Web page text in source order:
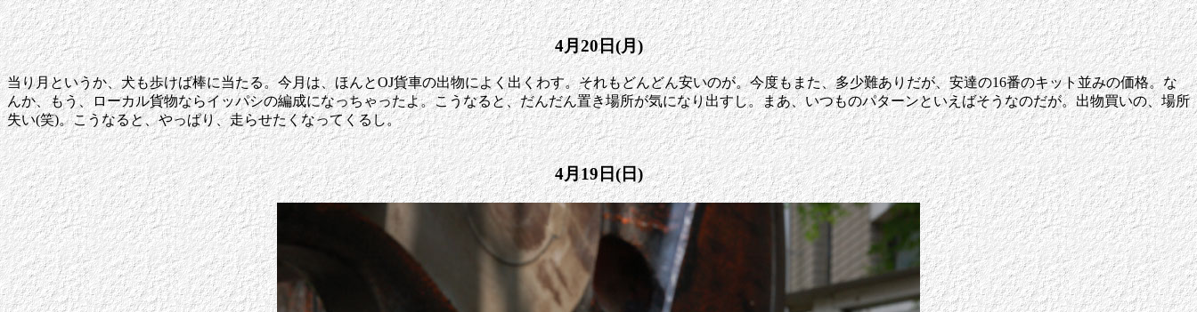
4月20日(月)
当り月というか、犬も歩けば棒に当たる。今月は、ほんとOJ貨車の出物によく出くわす。それもどんどん安いのが。今度もまた、多少難ありだが、安達の16番のキット並みの価格。な
んか、もう、ローカル貨物ならイッパシの編成になっちゃったよ。こうなると、だんだん置き場所が気になり出すし。まあ、いつものパターンといえばそうなのだが。出物買いの、場所
失い(笑)。こうなると、やっぱり、走らせたくなってくるし。
4月19日(日)